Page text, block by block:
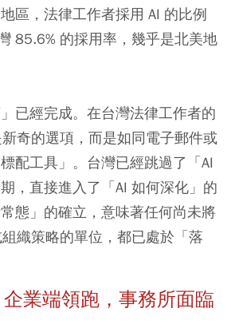
區，法律工作者採用 AI 的比例
85.6% 的採用率，幾乎是北美地
已經完成。在台灣法律工作者的
奇的選項，而是如同電子郵件或
配工具」。台灣已經跳過了「AI
，直接進入了「AI 如何深化」的
態」的確立，意味著任何尚未將
織策略的單位，都已處於「落
業端領跑，事務所面臨